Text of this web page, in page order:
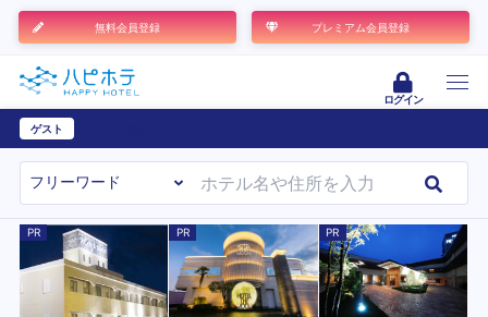
無料会員登録 プレミアム会員登録
ログイン
ゲスト
PR PR PR